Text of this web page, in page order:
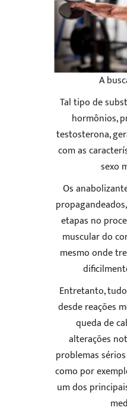
A
Tal tipo de
hormônios,
testosterona,
com as
sexo
Os
etapas no
muscular do
mesmo onde
Entretanto,
desde reações
queda de
alterações
problemas
como por
um dos